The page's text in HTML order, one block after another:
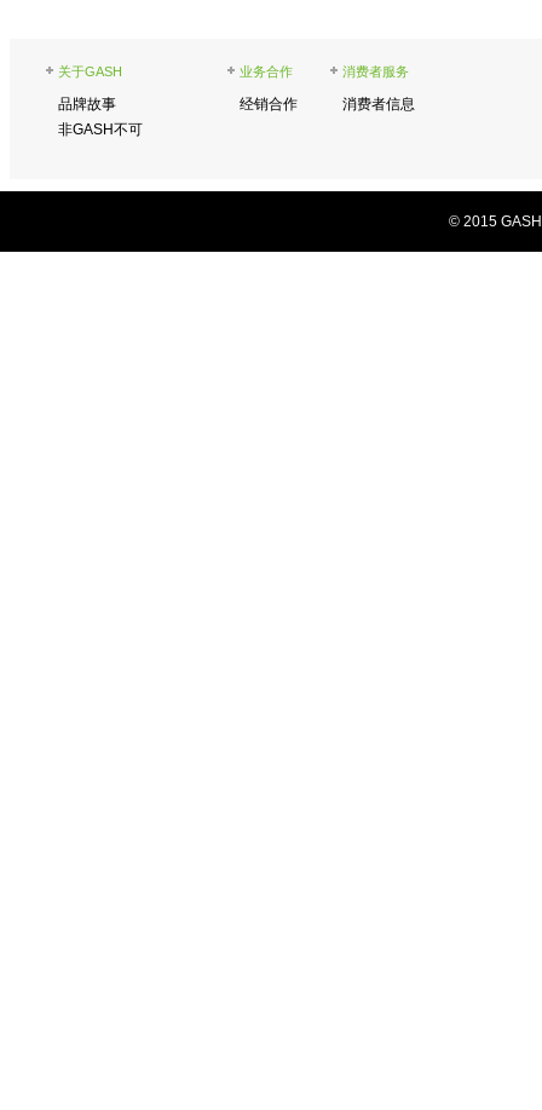
关于GASH
品牌故事
非GASH不可
业务合作
经销合作
消费者服务
消费者信息
© 2015